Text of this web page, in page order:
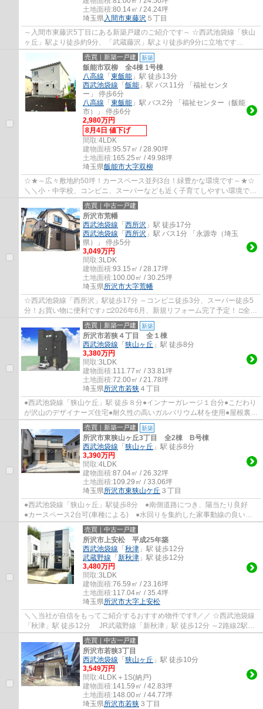
土地面積:80.14㎡ / 24.24坪
埼玉県入間市東藤沢 ５丁目
～入間市東藤沢5丁目にある新築戸建のご紹介です～ ☆西武池袋線「狭山
ヶ丘」駅より徒歩約9分、「武蔵藤沢」駅より徒歩約9分に立地です
☆3LDKの2階LDKの間取りになってます ☆ビルトイ...
売買｜新築一戸建 新築
飯能市双柳 全4棟 1号棟
八高線 「 東飯能 」駅 徒歩13分
西武池袋線 「 飯能 」駅 バス11分 「福祉センタ
ー」 停歩6分
八高線 「 東飯能 」駅 バス2分 「福祉センター（飯能
市）」 停歩6分
2,980万円
8月4日 値下げ
間取:4LDK
建物面積:95.57㎡ / 28.90坪
土地面積:165.25㎡ / 49.98坪
埼玉県飯能市大字双柳
☆★～広々敷地約50坪！カースペース並列3台！緑豊かな環境です～★☆
＼＼小・中学校、コンビニ、スーパーなども近く子育てしやすい環境です
♪／／ □JR八高線「東飯能」駅 徒歩13分 ...
売買｜中古一戸建
所沢市荒幡
西武池袋線 「 西所沢 」駅 徒歩17分
西武池袋線 「 西所沢 」駅 バス1分 「永源寺（埼玉
県）」 停歩5分
3,049万円
間取:3LDK
建物面積:93.15㎡ / 28.17坪
土地面積:100.00㎡ / 30.25坪
埼玉県所沢市大字荒幡
☆西武池袋線「西所沢」駅徒歩17分 ～コンビニ徒歩3分、スーパー徒歩5
分！お買い物に便利です♪ □2026年6月、新規リフォーム完了予定！ □全室
南向きの明るいお住まい □ロフト、ウォーク...
売買｜新築一戸建 新築
所沢市若狭４丁目 全１棟
西武池袋線 「 狭山ヶ丘 」駅 徒歩8分
3,380万円
間取:3LDK
建物面積:111.77㎡ / 33.81坪
土地面積:72.00㎡ / 21.78坪
埼玉県所沢市若狭 ４丁目
●西武池袋線「狭山ケ丘」駅 徒歩８分●インナーガレージ１台分●こだわり
が沢山のデザイナーズ住宅●耐久性の高いガルバリウム材を使用●屋根裏と
外壁には吹付け泡断熱を採用●樹脂サッシ＋...
売買｜新築一戸建 新築
所沢市東狭山ヶ丘3丁目 全2棟 B号棟
西武池袋線 「 狭山ヶ丘 」駅 徒歩8分
3,390万円
間取:4LDK
建物面積:87.04㎡ / 26.32坪
土地面積:109.29㎡ / 33.06坪
埼玉県所沢市東狭山ケ丘 ３丁目
●西武池袋線「狭山ヶ丘」駅徒歩8分 ●南側道路につき、陽当たり良好
●カースペース2台可(車種による) ●水回りを集約した家事動線の良い間
取り ●会話が弾む対面キッチン ●コミュニ...
売買｜中古一戸建
所沢市上安松 平成25年築
西武池袋線 「 秋津 」駅 徒歩12分
武蔵野線 「 新秋津 」駅 徒歩12分
3,480万円
間取:3LDK
建物面積:76.59㎡ / 23.16坪
土地面積:117.04㎡ / 35.4坪
埼玉県所沢市大字上安松
＼＼当社が自信をもってご紹介するおすすめ物件です‼／／ ☆西武池袋線
「秋津」駅 徒歩12分 JR武蔵野線「新秋津」駅 徒歩12分 ～2路線2駅利
用可能で通勤・通学に便利です！ ☆カース...
売買｜中古一戸建
所沢市若狭3丁目
西武池袋線 「 狭山ヶ丘 」駅 徒歩10分
3,549万円
間取:4LDK＋1S(納戸)
建物面積:141.59㎡ / 42.83坪
土地面積:148.00㎡ / 44.77坪
埼玉県所沢市若狭 ３丁目